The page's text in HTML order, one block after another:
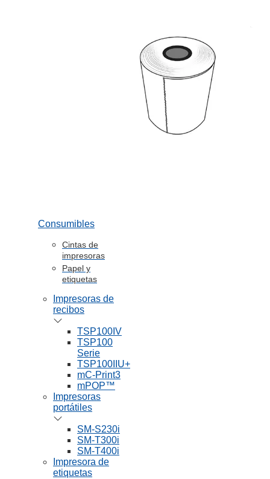
Consumibles
Cintas de
impresoras
Papel y
etiquetas
Impresoras de
recibos
TSP100IV
TSP100
Serie
TSP100IIU+
mC-Print3
mPOP™
Impresoras
portátiles
SM-S230i
SM-T300i
SM-T400i
Impresora de
etiquetas